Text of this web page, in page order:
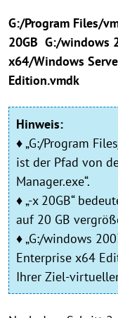
G:/Program Files/
20GB G:/windows
x64/Windows
Edition.vmdk
Hinweis:
♦ „G:/Program
ist der Pfad von
Manager.exe“.
♦ „-x 20GB“
auf 20 GB
♦ „G:/windows
Enterprise x64
Ihrer Ziel-